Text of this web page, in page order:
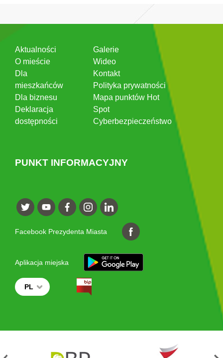
Aktualności
O mieście
Dla
mieszkańców
Dla biznesu
Deklaracja
dostępności
Galerie
Wideo
Kontakt
Polityka prywatności
Mapa punktów Hot
Spot
Cyberbezpieczeństwo
PUNKT INFORMACYJNY
Facebook Prezydenta Miasta
Aplikacja miejska
PL